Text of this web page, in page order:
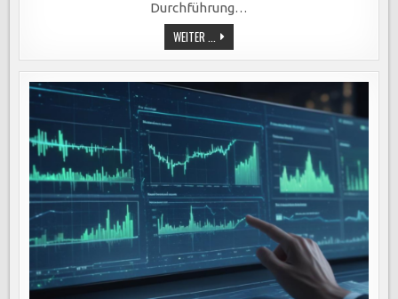
Durchführung…
WEITER ... IT-
COMPLIANCE-
STRATEGIEN:
SCHLÜSSEL
ZUR
DATENSICHERHEIT
UND
MINIMIERUNG
VON
RISIKEN
DURCH
UMFASSENDE
RISIKOANALYSEN
UND